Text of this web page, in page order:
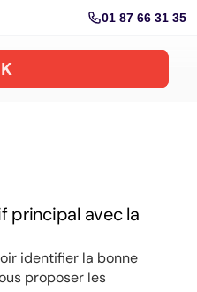
ligne
01 87 66 31 35